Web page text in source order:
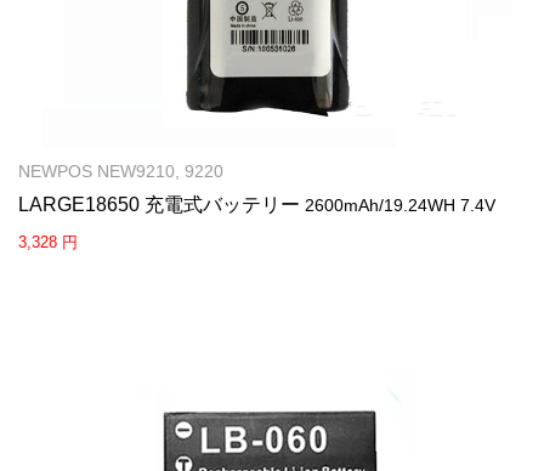
NEWPOS NEW9210, 9220
LARGE18650 充電式バッテリー 2600mAh/19.24WH 7.4V
3,328 円